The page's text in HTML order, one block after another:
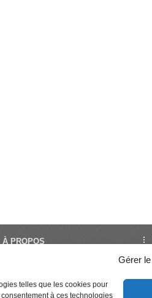
Gérer
telles que les cookies pour
à ces technologies
À PROPOS
créé et géré par la FNEY et l’UNY,
des associations de dimension